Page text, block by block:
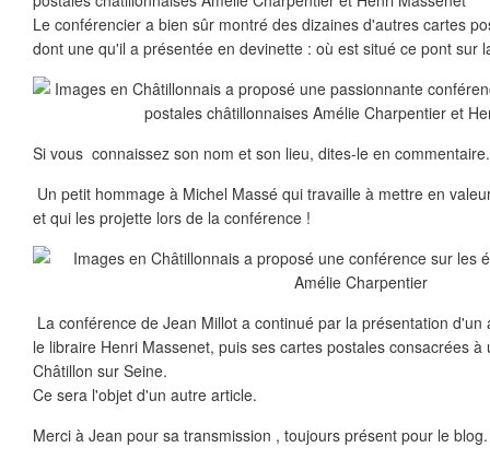
Le conférencier a bien sûr montré des dizaines d'autres cartes
dont une qu'il a présentée en devinette : où est situé ce pont sur
Si vous connaissez son nom et son lieu, dites-le en
Un petit hommage à Michel Massé qui travaille à mettre en
et qui les projette lors de la conférence !
La conférence de Jean Millot a continué par la présentation
le libraire Henri Massenet, puis ses cartes postales consacrées
Châtillon sur Seine.
Ce sera l'objet d'un autre article.
Merci à Jean pour sa transmission , toujours présent pour le